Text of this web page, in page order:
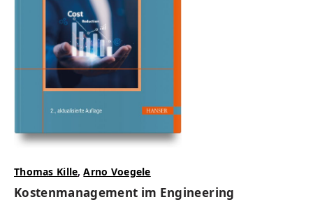
Thomas Kille,Arno Voegele
Kostenmanagement im Engineering